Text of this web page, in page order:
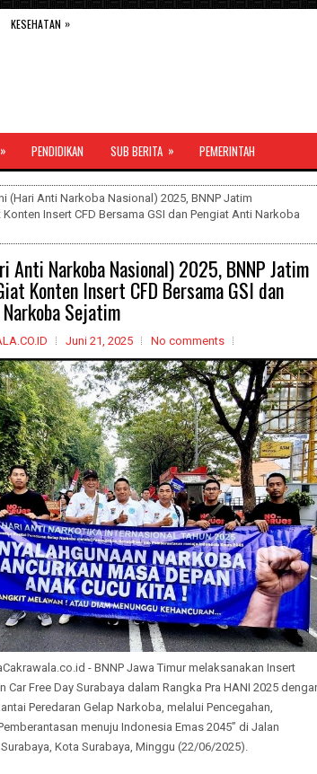
KESEHATAN »
» PENDIDIKAN SUB BERITA » PEMERINTAH
(Hari Anti Narkoba Nasional) 2025, BNNP Jatim
Insert CFD Bersama GSI dan Pengiat Anti Narkoba
Anti Narkoba Nasional) 2025, BNNP Jatim
Konten Insert CFD Bersama GSI dan
Sejatim
Juni 21, 2025 No comments
- BNNP Jawa Timur melaksanakan Insert
Car Free Day Surabaya dalam Rangka Pra HANI 2025
Peredaran Gelap Narkoba, melalui Pencegahan,
menuju Indonesia Emas 2045” di Jalan
Kota Surabaya, Minggu (22/06/2025).